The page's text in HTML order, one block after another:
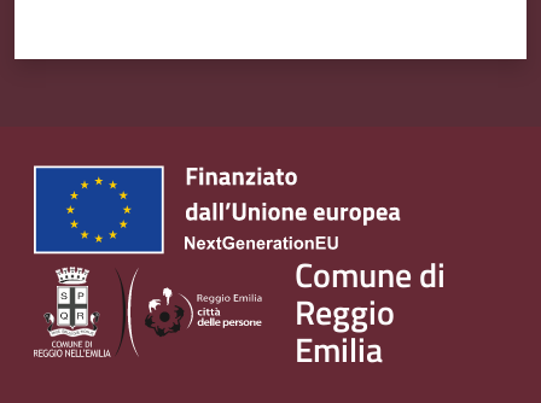
Comune di
Reggio
Emilia